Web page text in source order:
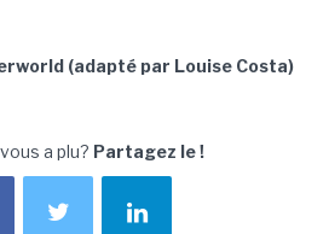
(adapté par Louise Costa)
a plu? Partagez le !